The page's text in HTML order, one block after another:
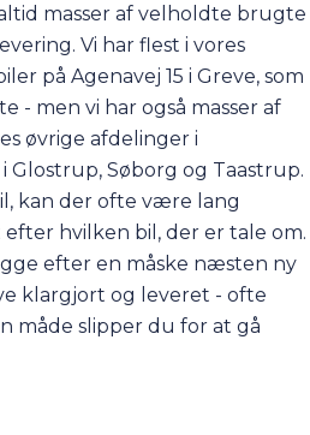
at du oplever, at din nye bil
den hos os i en af vores
masser af velholdte brugte
Vi har flest i vores
på Agenavej 15 i Greve, som
- men vi har også masser af
øvrige afdelinger i
Glostrup, Søborg og Taastrup.
kan der ofte være lang
hvilken bil, der er tale om.
efter en måske næsten ny
klargjort og leveret - ofte
måde slipper du for at gå
din nye bil i lang tid. Det kan
din leasingaftale udløber -